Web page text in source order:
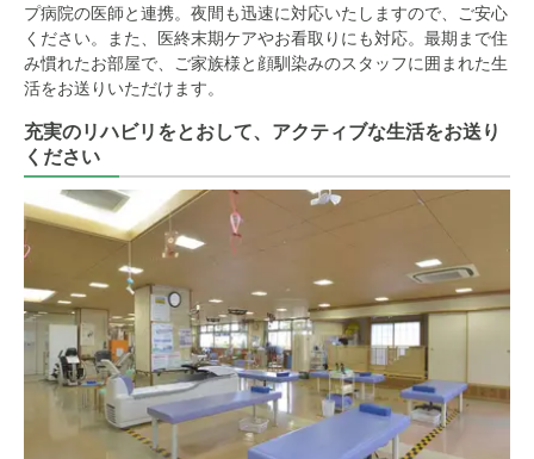
プ病院の医師と連携。夜間も迅速に対応いたしますので、ご安心
ください。また、医終末期ケアやお看取りにも対応。最期まで住
み慣れたお部屋で、ご家族様と顔馴染みのスタッフに囲まれた生
活をお送りいただけます。
充実のリハビリをとおして、アクティブな生活をお送り
ください